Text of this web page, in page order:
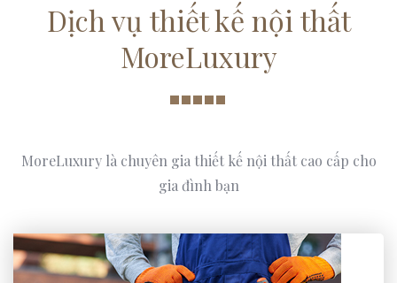
Dịch vụ thiết kế nội thất
MoreLuxury
MoreLuxury là chuyên gia thiết kế nội thất cao cấp cho
gia đình bạn